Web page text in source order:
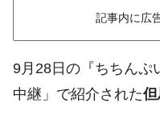
記事内に広
9月28日の『ちちんぷ
中継」で紹介された